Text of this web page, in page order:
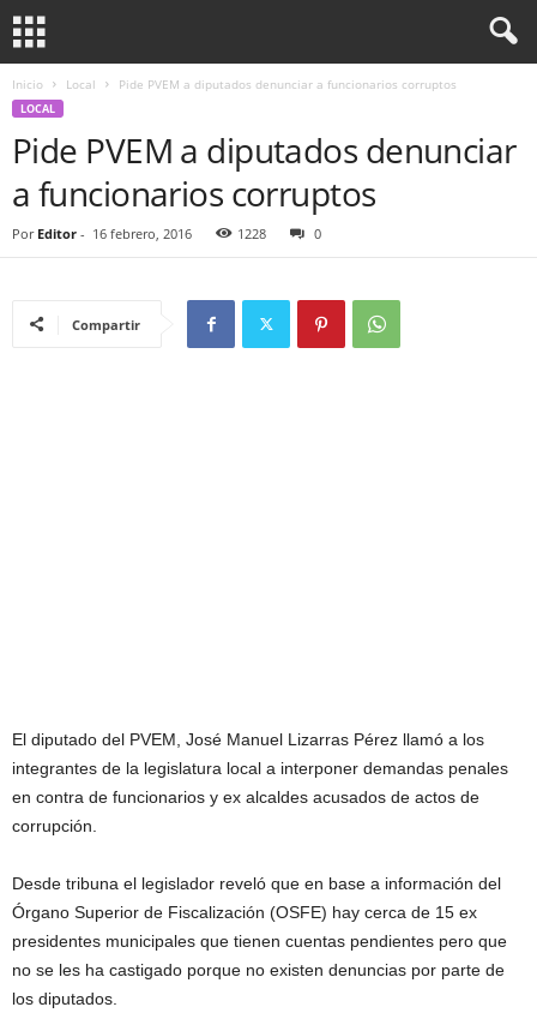
Inicio Local Pide PVEM a diputados denunciar a funcionarios corruptos
LOCAL
Pide PVEM a diputados denunciar
a funcionarios corruptos
Por Editor - 16 febrero, 2016 1228 0
Compartir
El diputado del PVEM, José Manuel Lizarras Pérez llamó a los
integrantes de la legislatura local a interponer demandas penales
en contra de funcionarios y ex alcaldes acusados de actos de
corrupción.
Desde tribuna el legislador reveló que en base a información del
Órgano Superior de Fiscalización (OSFE) hay cerca de 15 ex
presidentes municipales que tienen cuentas pendientes pero que
no se les ha castigado porque no existen denuncias por parte de
los diputados.